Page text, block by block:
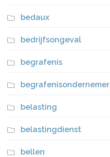
bedaux
bedrijfsongeval
begrafenis
begrafenisondernemer
belasting
belastingdienst
bellen